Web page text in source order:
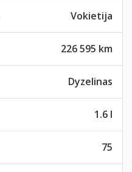
Vokietija
226 595 km
Dyzelinas
1.6 l
75